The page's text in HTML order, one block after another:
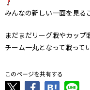
みんなの新しい一面を見る
まだまだリーグ戦やカップ
チーム一丸となって戦って
このページを共有する